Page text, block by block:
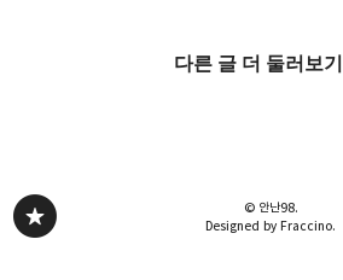
다른 글 더 둘러보기
© 안난98.
Designed by Fraccino.